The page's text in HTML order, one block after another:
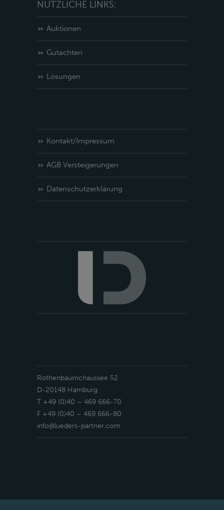
NÜTZLICHE LINKS:
Auktionen
Gutachten
Lösungen
Kontakt/Impressum
AGB Versteigerungen
Datenschutzerklärung
Rothenbaumchaussee 52
D-20148 Hamburg
T +49 (0)40 – 469 666-70
F +49 (0)40 – 469 666-80
info@lueders-partner.com